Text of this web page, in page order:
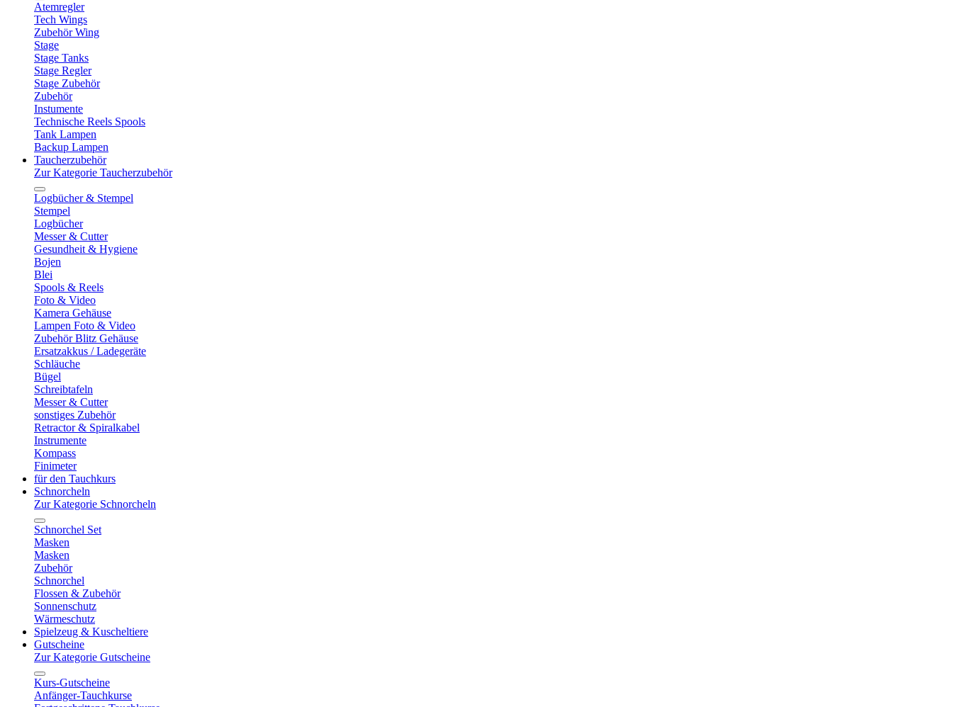
Atemregler
Tech Wings
Zubehör Wing
Stage
Stage Tanks
Stage Regler
Stage Zubehör
Zubehör
Instumente
Technische Reels Spools
Tank Lampen
Backup Lampen
Taucherzubehör
Zur Kategorie Taucherzubehör
Logbücher & Stempel
Stempel
Logbücher
Messer & Cutter
Gesundheit & Hygiene
Bojen
Blei
Spools & Reels
Foto & Video
Kamera Gehäuse
Lampen Foto & Video
Zubehör Blitz Gehäuse
Ersatzakkus / Ladegeräte
Schläuche
Bügel
Schreibtafeln
Messer & Cutter
sonstiges Zubehör
Retractor & Spiralkabel
Instrumente
Kompass
Finimeter
für den Tauchkurs
Schnorcheln
Zur Kategorie Schnorcheln
Schnorchel Set
Masken
Masken
Zubehör
Schnorchel
Flossen & Zubehör
Sonnenschutz
Wärmeschutz
Spielzeug & Kuscheltiere
Gutscheine
Zur Kategorie Gutscheine
Kurs-Gutscheine
Anfänger-Tauchkurse